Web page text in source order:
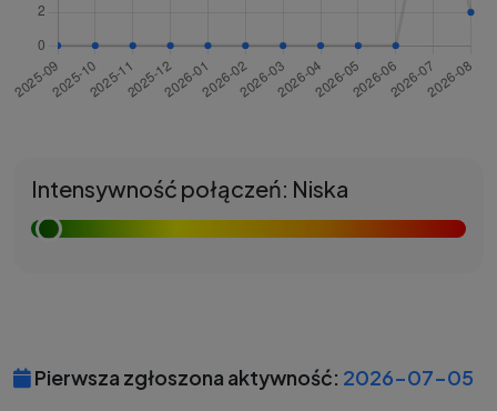
Intensywność połączeń: Niska
Pierwsza zgłoszona aktywność: 2026-07-05